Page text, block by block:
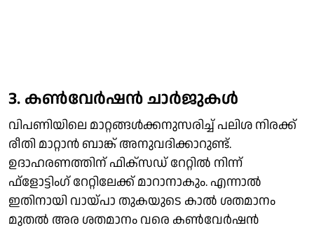
3. കണ്‍വേര്‍ഷന്‍ ചാര്‍ജുകള്‍
വിപണിയിലെ മാറ്റങ്ങള്‍ക്കനുസരിച്ച് പലിശ നിരക്ക്
രീതി മാറ്റാന്‍ ബാങ്ക് അനുവദിക്കാറുണ്ട്.
ഉദാഹരണത്തിന് ഫിക്‌സഡ് റേറ്റില്‍ നിന്ന്
ഫ്‌ളോട്ടിംഗ് റേറ്റിലേക്ക് മാറാനാകും. എന്നാല്‍
ഇതിനായി വായ്പാ തുകയുടെ കാല്‍ ശതമാനം
മുതല്‍ അര ശതമാനം വരെ കണ്‍വേര്‍ഷന്‍